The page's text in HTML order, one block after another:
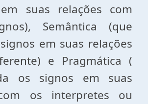
suas relações com
Semântica (que
em suas relações
e Pragmática (
os signos em suas
os interpretes ou